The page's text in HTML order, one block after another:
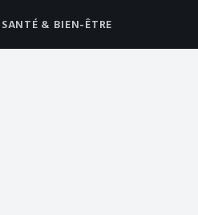
SANTÉ & BIEN-ÊTRE